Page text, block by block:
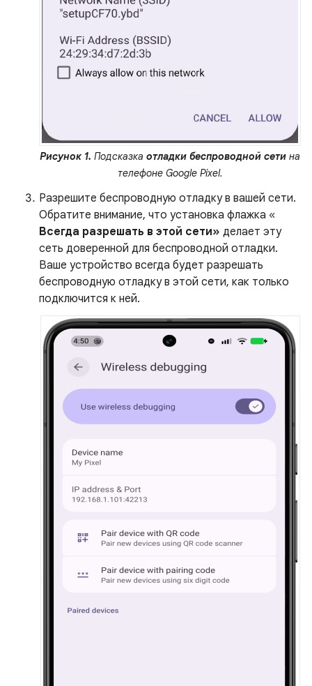
Рисунок 1. Подсказка отладки беспроводной сети на
телефоне Google Pixel.
Разрешите беспроводную отладку в вашей сети.
Обратите внимание, что установка флажка «
Всегда разрешать в этой сети» делает эту
сеть доверенной для беспроводной отладки.
Ваше устройство всегда будет разрешать
беспроводную отладку в этой сети, как только
подключится к ней.